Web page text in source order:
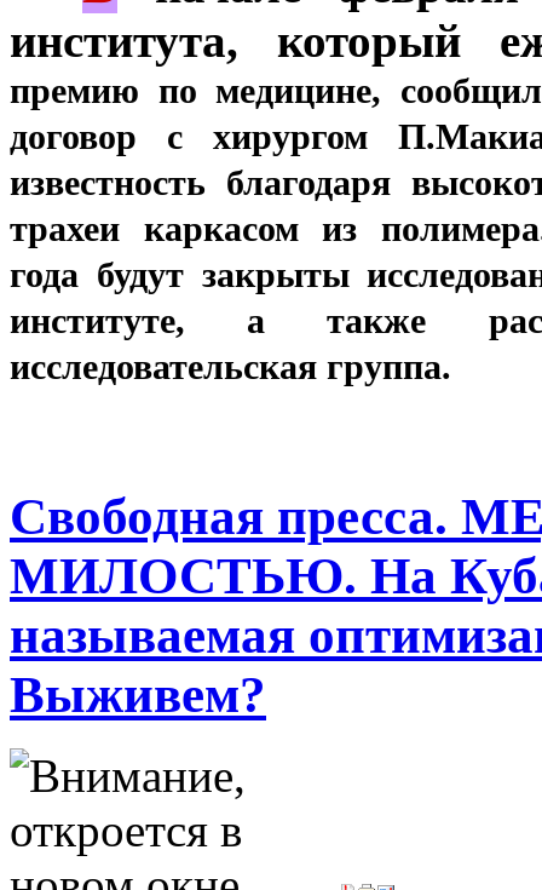
института, который
премию по медицине,
договор с хирургом
известность благодаря
трахеи каркасом из
года будут закрыты
институте, атакже
исследовательская группа.
Свободная
МИЛОСТЬЮ. На
называемая
Выживем?